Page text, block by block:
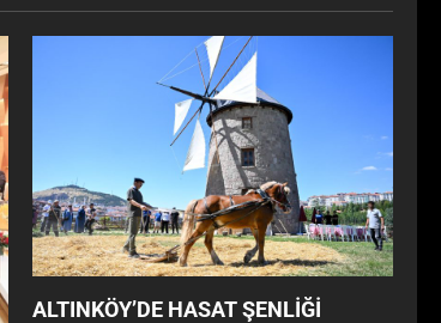
ALTINKÖY’DE HASAT ŞENLİĞİ